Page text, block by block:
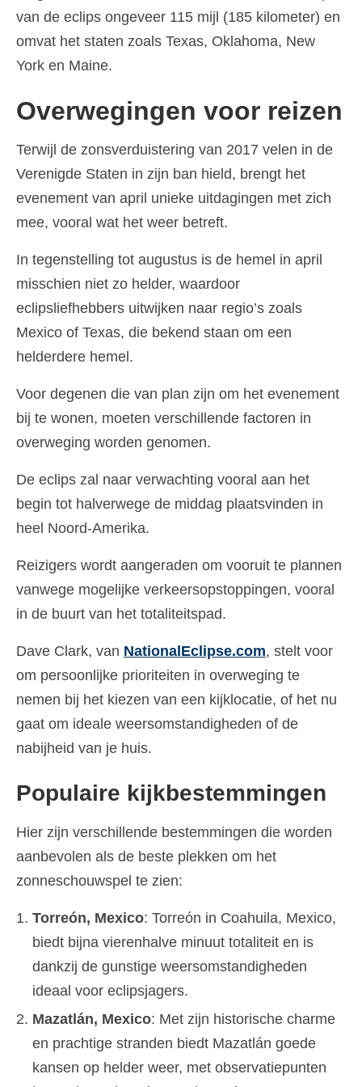
Español(Spaans)
van de eclips ongeveer 115 mijl (185 kilometer) en
omvat het staten zoals Texas, Oklahoma, New
York en Maine.
Overwegingen voor reizen
Terwijl de zonsverduistering van 2017 velen in de
Verenigde Staten in zijn ban hield, brengt het
evenement van april unieke uitdagingen met zich
mee, vooral wat het weer betreft.
In tegenstelling tot augustus is de hemel in april
misschien niet zo helder, waardoor
eclipsliefhebbers uitwijken naar regio’s zoals
Mexico of Texas, die bekend staan om een
helderdere hemel.
Voor degenen die van plan zijn om het evenement
bij te wonen, moeten verschillende factoren in
overweging worden genomen.
De eclips zal naar verwachting vooral aan het
begin tot halverwege de middag plaatsvinden in
heel Noord-Amerika.
Reizigers wordt aangeraden om vooruit te plannen
vanwege mogelijke verkeersopstoppingen, vooral
in de buurt van het totaliteitspad.
Dave Clark, van NationalEclipse.com, stelt voor
om persoonlijke prioriteiten in overweging te
nemen bij het kiezen van een kijklocatie, of het nu
gaat om ideale weersomstandigheden of de
nabijheid van je huis.
Populaire kijkbestemmingen
Hier zijn verschillende bestemmingen die worden
aanbevolen als de beste plekken om het
zonneschouwspel te zien:
Torreón, Mexico: Torreón in Coahuila, Mexico,
biedt bijna vierenhalve minuut totaliteit en is
dankzij de gunstige weersomstandigheden
ideaal voor eclipsjagers.
Mazatlán, Mexico: Met zijn historische charme
en prachtige stranden biedt Mazatlán goede
kansen op helder weer, met observatiepunten